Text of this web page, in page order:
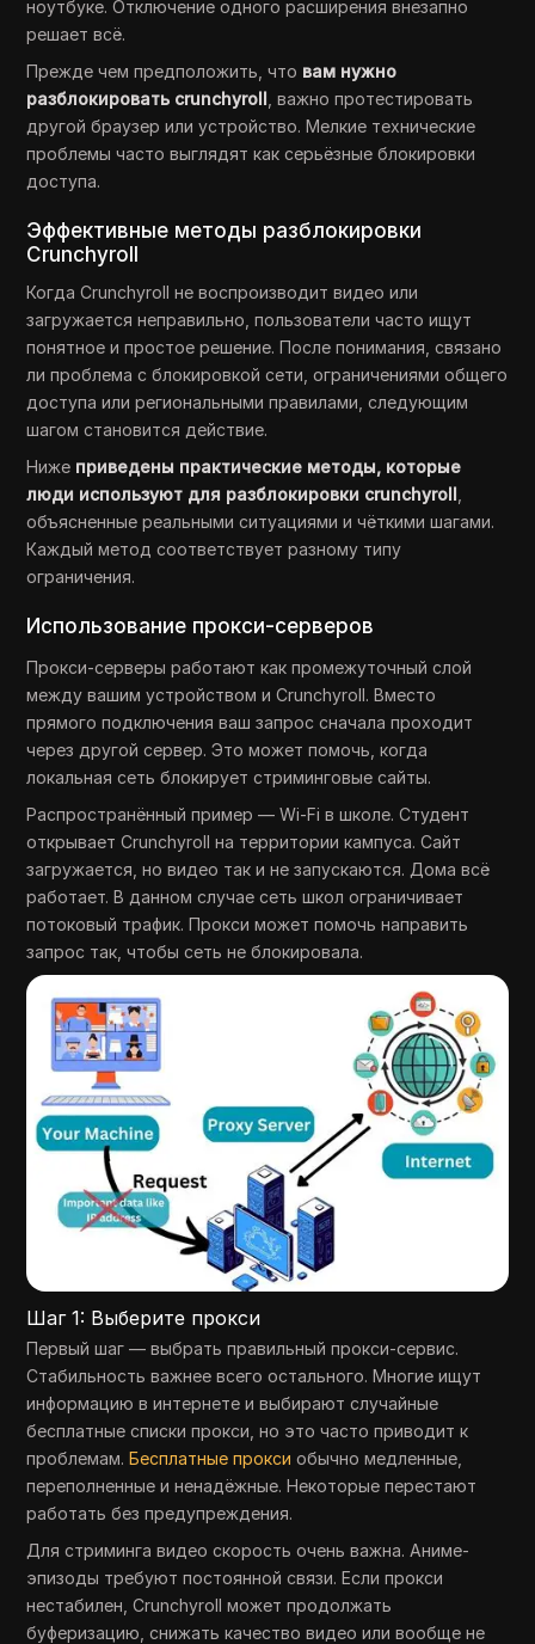
ноутбуке. Отключение одного расширения внезапно
решает всё.
Прежде чем предположить, что вам нужно
разблокировать crunchyroll , важно протестировать
другой браузер или устройство. Мелкие технические
проблемы часто выглядят как серьёзные блокировки
доступа.
Эффективные методы разблокировки
Crunchyroll
Когда Crunchyroll не воспроизводит видео или
загружается неправильно, пользователи часто ищут
понятное и простое решение. После понимания, связано
ли проблема с блокировкой сети, ограничениями общего
доступа или региональными правилами, следующим
шагом становится действие.
Ниже приведены практические методы, которые
люди используют для разблокировки crunchyroll
объясненные реальными ситуациями и чёткими шагами.
Каждый метод соответствует разному типу
ограничения.
Использование прокси-серверов
Прокси-серверы работают как промежуточный слой
между вашим устройством и Crunchyroll. Вместо
прямого подключения ваш запрос сначала проходит
через другой сервер. Это может помочь, когда
локальная сеть блокирует стриминговые сайты.
Распространённый пример — Wi-Fi в школе. Студент
открывает Crunchyroll на территории кампуса. Сайт
загружается, но видео так и не запускаются. Дома всё
работает. В данном случае сеть школ ограничивает
потоковый трафик. Прокси может помочь направить
запрос так, чтобы сеть не блокировала.
Шаг 1: Выберите прокси
Первый шаг — выбрать правильный прокси-сервис.
Стабильность важнее всего остального. Многие ищут
информацию в интернете и выбирают случайные
бесплатные списки прокси, но это часто приводит к
проблемам.Бесплатные прокси обычно медленные,
переполненные и ненадёжные. Некоторые перестают
работать без предупреждения.
Для стриминга видео скорость очень важна. Аниме-
эпизоды требуют постоянной связи. Если прокси
нестабилен, Crunchyroll может продолжать
буферизацию, снижать качество видео или вообще не